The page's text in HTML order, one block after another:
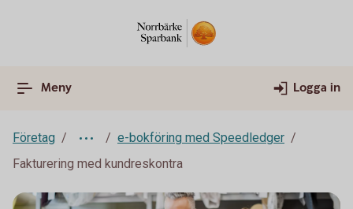
Meny Logga in
Företag
e-bokföring med Speedledger
Fakturering med kundreskontra